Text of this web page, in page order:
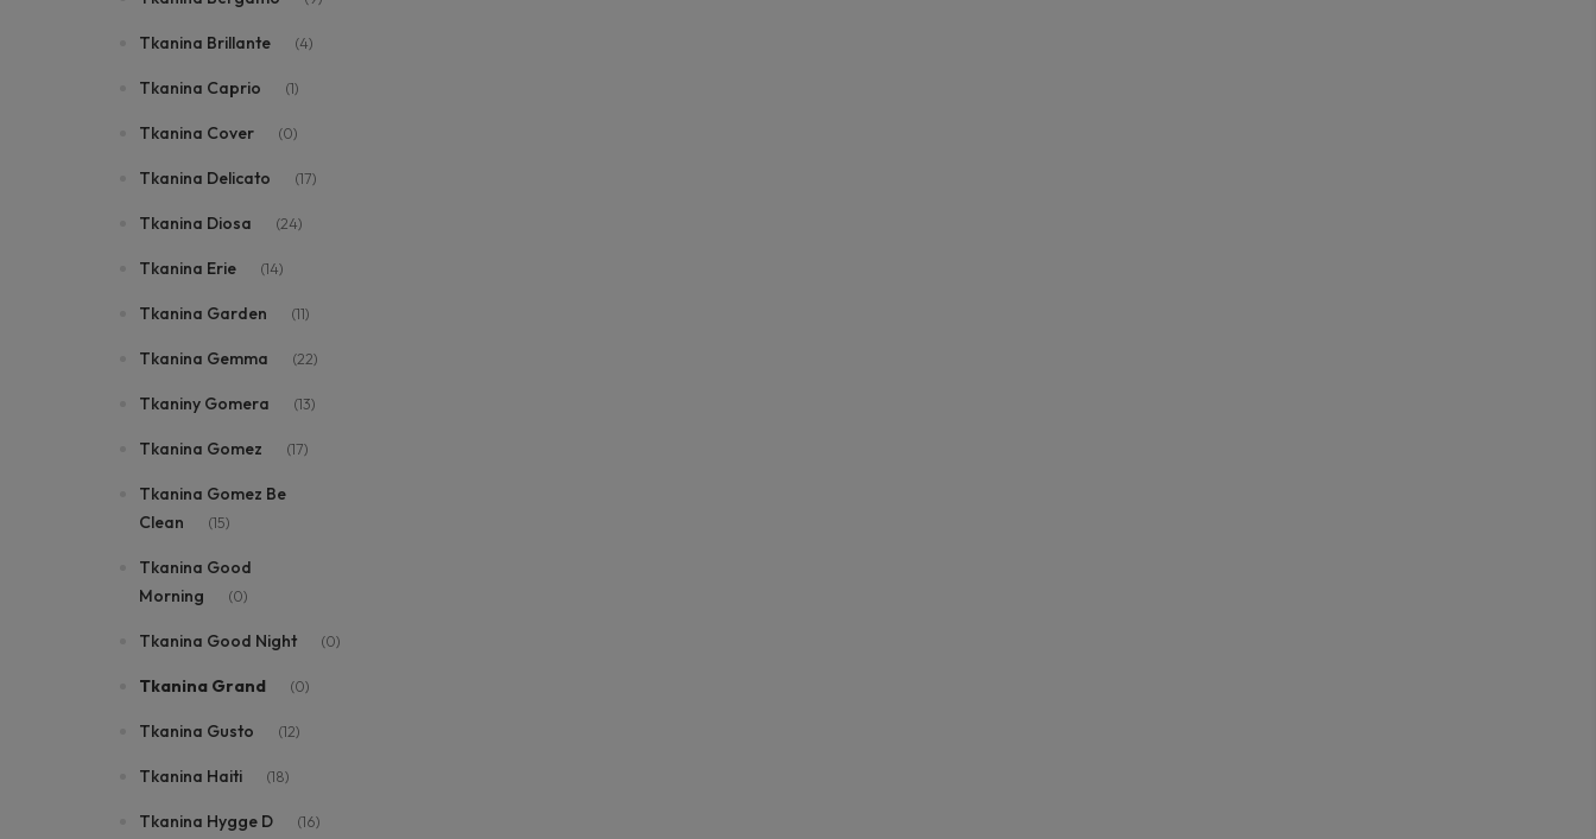
Tkanina Brillante (4)
Tkanina Caprio (1)
Tkanina Cover (0)
Tkanina Delicato (17)
Tkanina Diosa (24)
Tkanina Erie (14)
Tkanina Garden (11)
Tkanina Gemma (22)
Tkaniny Gomera (13)
Tkanina Gomez (17)
Tkanina Gomez Be
Clean
(15)
Tkanina Good
Morning
(0)
Tkanina Good Night (0)
Tkanina Grand (0)
Tkanina Gusto (12)
Tkanina Haiti (18)
Tkanina Hygge D (16)